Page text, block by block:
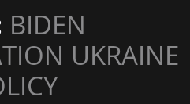
BIDEN
UKRAINE